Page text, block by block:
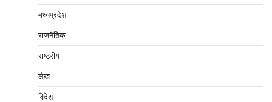
मध्यप्रदेश
राजनैतिक
राष्ट्रीय
लेख
विदेश
Pavan Jat August 5, 2026 0
विशेष प्रवर्तन अभियान में नर्मदापुरम पुलिस की लगातार सख्ती
Pavan Jat August 6, 2026 0
वेयरहाउस कॉरपोरेशन के जिला प्रबंधक पर केस दर्ज, फरार;